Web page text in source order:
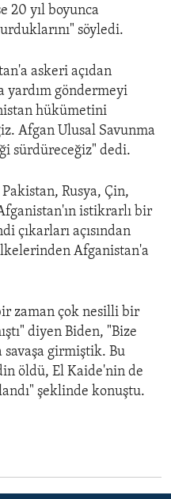
20 yıl boyunca
söyledi.
askeri açıdan
yardım göndermeyi
hükümetini
Afgan Ulusal Savunma
sürdüreceğiz" dedi.
Rusya, Çin,
istikrarlı bir
çıkarları açısından
Afganistan'a
zaman çok nesilli bir
diyen Biden, "Bize
savaşa girmiştik. Bu
öldü, El Kaide'nin de
şeklinde konuştu.